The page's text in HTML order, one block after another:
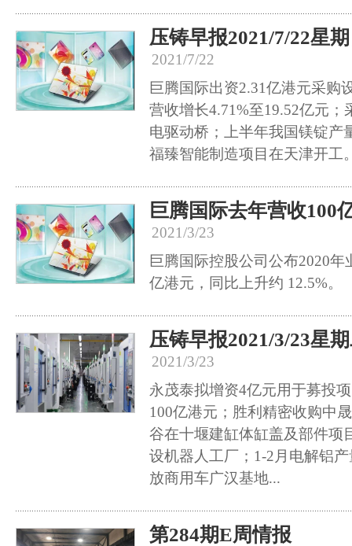
压铸早报2021/7/22星
2021/7/22
巨腾国际出资2.31亿港元采购
营收增长4.71%至19.52亿元
电驱动桥；上半年我国镁锭产
福臻智能制造项目在天津开工
巨腾国际去年营收100
2021/3/23
巨腾国际控股公司公布2020
亿港元，同比上升约 12.5%。
压铸早报2021/3/23星
2021/3/23
永茂泰拟增资4亿元用于募投
100亿港元；胜利精密收购中
谷在十堰建缸体缸盖及部件项
设机器人工厂；1-2月电解铝
放商用车广汉基地...
第284期E周情报